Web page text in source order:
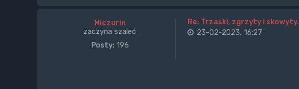
Miczurin
zaczyna szaleć
Posty: 196
Re: Trzaski, zgrzyty i skowyty.
23-02-2023, 16:27